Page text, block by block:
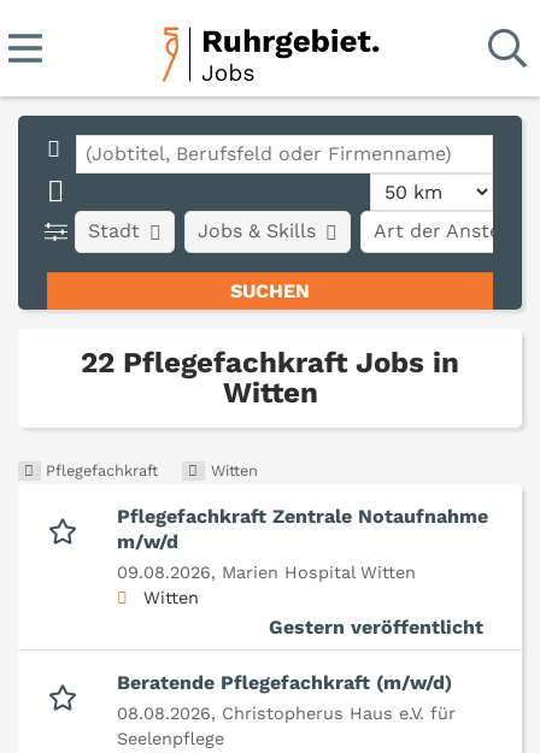
Stadt Art der
Jobs & Skills
22 Pflegefachkraft Jobs in
Witten
Pflegefachkraft Witten
Pflegefachkraft Zentrale Notaufnahme
m/w/d
09.08.2026, Marien Hospital Witten
Witten
Gestern veröffentlicht
Beratende Pflegefachkraft (m/w/d)
08.08.2026, Christopherus Haus e.V. für
Seelenpflege